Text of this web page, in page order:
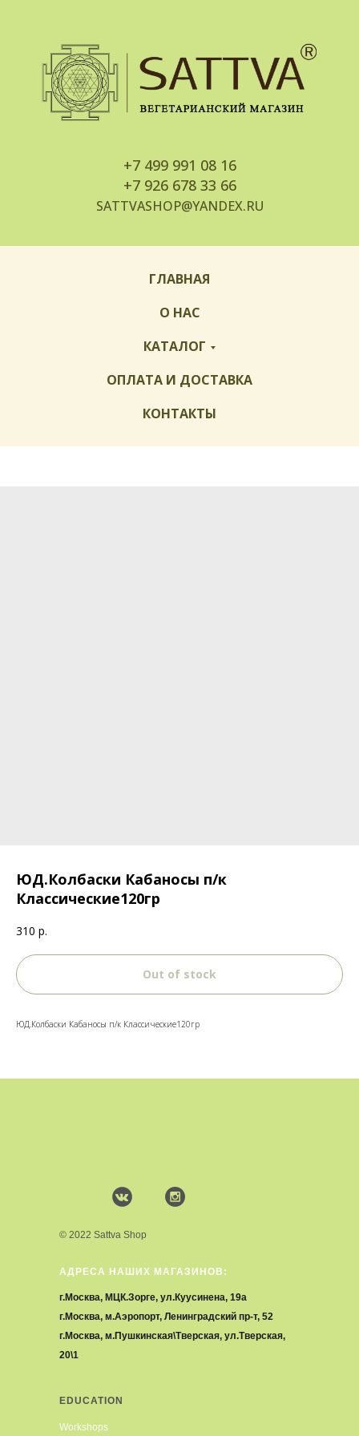
+7 499 991 08 16
+7 926 678 33 66
SATTVASHOP@YANDEX.RU
ГЛАВНАЯ
О НАС
КАТАЛОГ
ОПЛАТА И ДОСТАВКА
КОНТАКТЫ
ЮД.Колбаски Кабаносы п/к
Классические120гр
310 р.
Out of stock
ЮД.Колбаски Кабаносы п/к Классические120гр
АДРЕСА НАШИХ МАГАЗИНОВ:
г.Москва, МЦК.Зорге, ул.Куусинена, 19а
г.Москва, м.Аэропорт, Ленинградский пр-т, 52
г.Москва, м.Пушкинская\Тверская, ул.Тверская,
20\1
EDUCATION
Workshops
© 2022 Sattva Shop